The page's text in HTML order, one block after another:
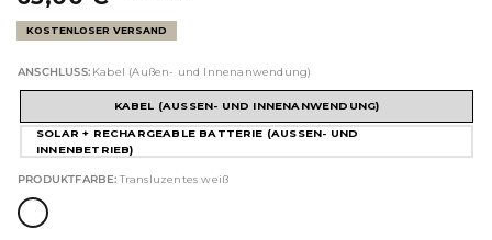
KOSTENLOSER VERSAND
ANSCHLUSS: Kabel (Außen- und Innenanwendung)
KABEL (AUSSEN- UND INNENANWENDUNG)
SOLAR + RECHARGEABLE BATTERIE (AUSSEN- UND
INNENBETRIEB)
PRODUKTFARBE: Transluzentes weiß